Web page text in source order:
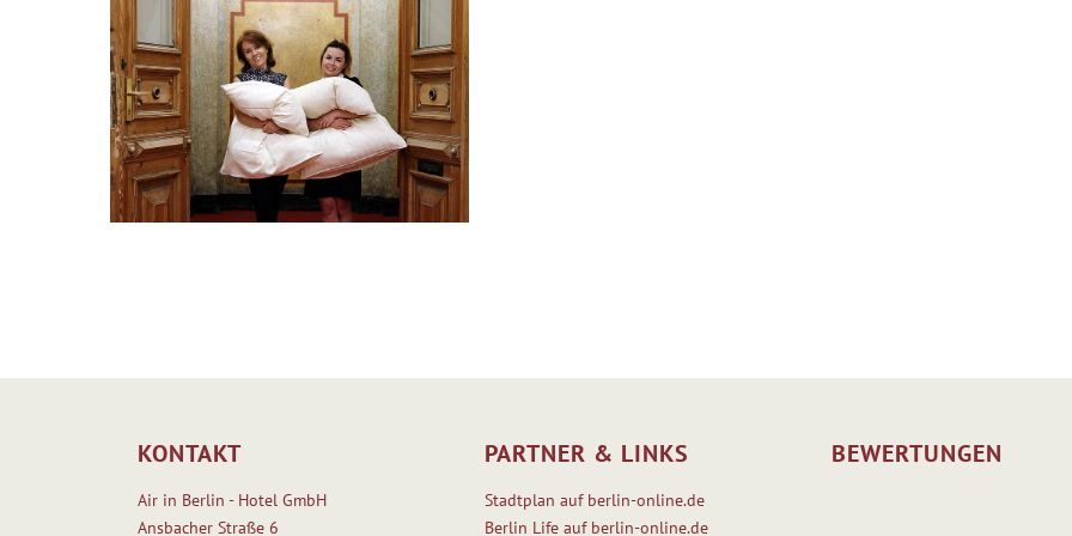
KONTAKT
Air in Berlin - Hotel GmbH
Ansbacher Straße 6
PARTNER & LINKS
Stadtplan auf berlin-online.de
Berlin Life auf berlin-online.de
BEWERTUNGEN